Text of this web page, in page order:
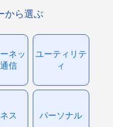
から選ぶ
ネッ
信
ユーティリテ
ィ
ス パーソナル